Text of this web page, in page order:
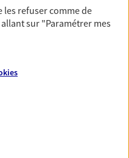
DEVIS
les refuser comme de
sur "Paramétrer mes